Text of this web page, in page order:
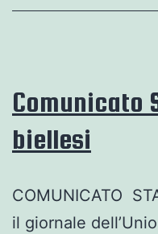
Comunicato
biellesi
COMUNICATO
il giornale